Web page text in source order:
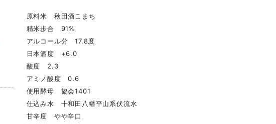
原料米 秋田酒こまち
精米歩合 91%
アルコール分 17.8度
日本酒度 +6.0
酸度 2.3
アミノ酸度 0.6
使用酵母 協会1401
仕込み水 十和田八幡平山系伏流水
甘辛度 やや辛口